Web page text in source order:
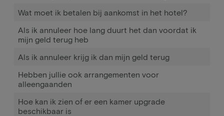
Wat moet ik betalen bij aankomst in het hotel?
Als ik annuleer hoe lang duurt het dan voordat ik
mijn geld terug heb
Als ik annuleer krijg ik dan mijn geld terug
Hebben jullie ook arrangementen voor
alleengaanden
Hoe kan ik zien of er een kamer upgrade
beschikbaar is